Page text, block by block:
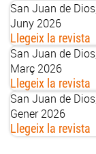
San Juan de
Juny 2026
Llegeix la revista
San Juan de
Març 2026
Llegeix la revista
San Juan de
Gener 2026
Llegeix la revista